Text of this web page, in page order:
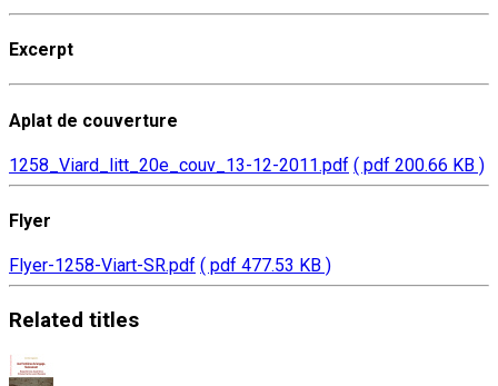
Excerpt
Aplat de couverture
1258_Viard_litt_20e_couv_13-12-2011.pdf ( pdf 200.66 KB )
Flyer
Flyer-1258-Viart-SR.pdf ( pdf 477.53 KB )
Related titles